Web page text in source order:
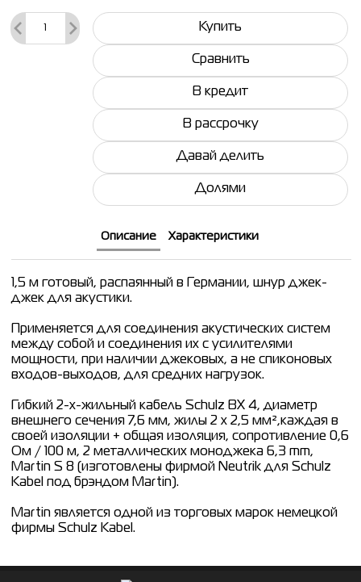
Купить
Сравнить
В кредит
В рассрочку
Давай делить
Долями
Описание Характеристики
1,5 м готовый, распаянный в Германии, шнур джек-
джек для акустики.
Применяется для соединения акустических систем
между собой и соединения их с усилителями
мощности, при наличии джековых, а не спиконовых
входов-выходов, для средних нагрузок.
Гибкий 2-х-жильный кабель Schulz BX 4, диаметр
внешнего сечения 7,6 мм, жилы 2 x 2,5 мм²,каждая в
своей изоляции + общая изоляция, сопротивление 0,6
Ом / 100 м, 2 металлических моноджека 6,3 mm,
Martin S 8 (изготовлены фирмой Neutrik для Schulz
Kabel под брэндом Martin).
Martin является одной из торговых марок немецкой
фирмы Schulz Kabel.